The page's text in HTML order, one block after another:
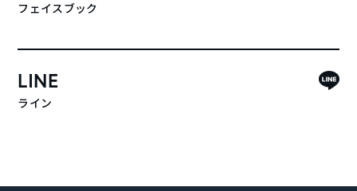
フェイスブック
LINE
ライン